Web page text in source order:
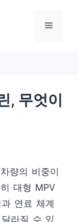
메
, 무엇이
량의 비중이
대형 MPV
연료 체계
라질 수 있